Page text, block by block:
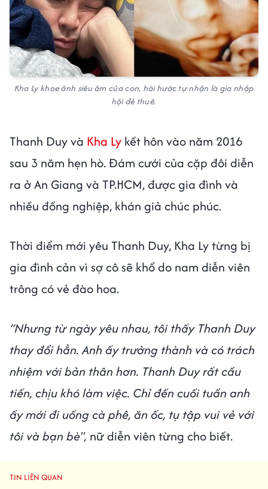
Kha Ly khoe ảnh siêu âm của con, hài hước tự nhận là gia nhập
hội đẻ thuê.
Thanh Duy và Kha Ly kết hôn vào năm 2016
sau 3 năm hẹn hò. Đám cưới của cặp đôi diễn
ra ở An Giang và TP.HCM, được gia đình và
nhiều đồng nghiệp, khán giả chúc phúc.
Thời điểm mới yêu Thanh Duy, Kha Ly từng bị
gia đình cản vì sợ cô sẽ khổ do nam diễn viên
trông có vẻ đào hoa.
“Nhưng từ ngày yêu nhau, tôi thấy Thanh Duy
thay đổi hẳn. Anh ấy trưởng thành và có trách
nhiệm với bản thân hơn. Thanh Duy rất cầu
tiến, chịu khó làm việc. Chỉ đến cuối tuần anh
ấy mới đi uống cà phê, ăn ốc, tụ tập vui vẻ với
tôi và bạn bè", nữ diễn viên từng cho biết.
TIN LIÊN QUAN